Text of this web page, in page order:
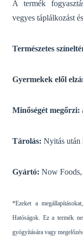
A termék
vegyes táplálkozást
Természetes
Gyermekek elől
Minőségét megőrzi:
Tárolás: Nyitás után
Gyártó: Now
*Ezeket a
Hatóságok. Ez a termék
gyógyítására vagy